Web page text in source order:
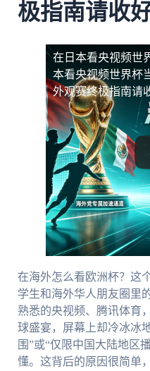
极指南请收
在日本看央视频世
本看央视频世界杯
外观赛终极指南请
在海外怎么看欧洲杯？这
学生和海外华人朋友圈里
熟悉的央视频、腾讯体育
球盛宴，屏幕上却冷冰冰
围”或“仅限中国大陆地区
懂。这背后的原因很简单